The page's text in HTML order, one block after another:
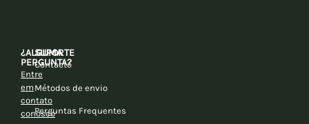
¿ALGUMA
PERGUNTA?
Entre
em
contato
conosco
SUPORTE
Contacto
Métodos de envio
Perguntas Frequentes